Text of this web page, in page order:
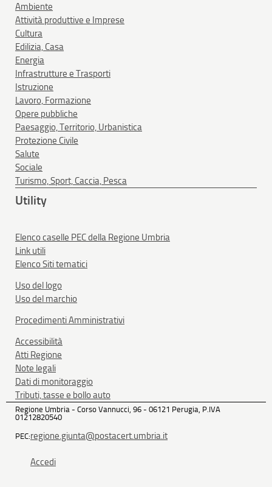
Ambiente
Attività produttive e Imprese
Cultura
Edilizia, Casa
Energia
Infrastrutture e Trasporti
Istruzione
Lavoro, Formazione
Opere pubbliche
Paesaggio, Territorio, Urbanistica
Protezione Civile
Salute
Sociale
Turismo, Sport, Caccia, Pesca
Utility
Elenco caselle PEC della Regione Umbria
Link utili
Elenco Siti tematici
Uso del logo
Uso del marchio
Procedimenti Amministrativi
Accessibilità
Atti Regione
Note legali
Dati di monitoraggio
Tributi, tasse e bollo auto
Regione Umbria - Corso Vannucci, 96 - 06121 Perugia, P.IVA
01212820540
PEC:regione.giunta@postacert.umbria.it
Accedi